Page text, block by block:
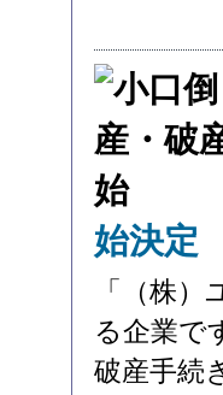
始決定
「（株
る企業で
破産手続